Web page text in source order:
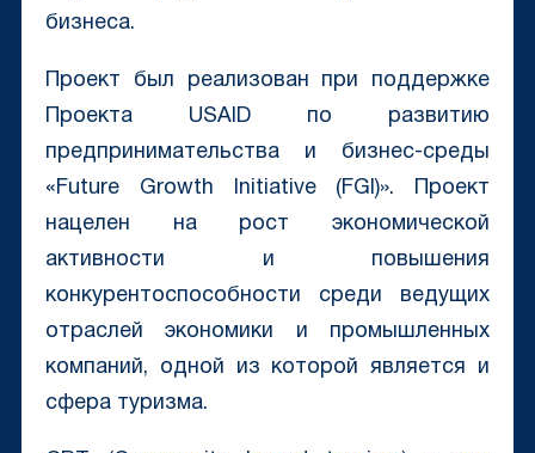
бизнеса.
Проект был реализован при поддержке
Проекта USAID по развитию
предпринимательства и бизнес-среды
«Future Growth Initiative (FGI)». Проект
нацелен на рост экономической
активности и повышения
конкурентоспособности среди ведущих
отраслей экономики и промышленных
компаний, одной из которой является и
сфера туризма.